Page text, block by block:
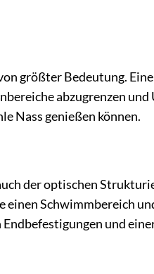
größter Bedeutung.
abzugrenzen
Nass genießen können.
der optischen
Schwimmbereich
und